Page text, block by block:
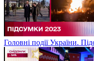
Головні події України.